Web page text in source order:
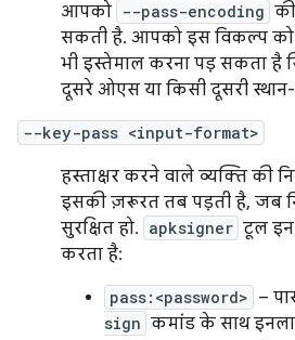
आपको --pass-encoding
सकती है. आपको इस विकल्प को
भी इस्तेमाल करना पड़ सकता है
दूसरे ओएस या किसी दूसरी स्थान-
--key-pass <input-format>
हस्ताक्षर करने वाले व्यक्ति की
इसकी ज़रूरत तब पड़ती है, जब
सुरक्षित हो. apksigner टूल इन
करता है:
pass:<password> –
sign कमांड के साथ